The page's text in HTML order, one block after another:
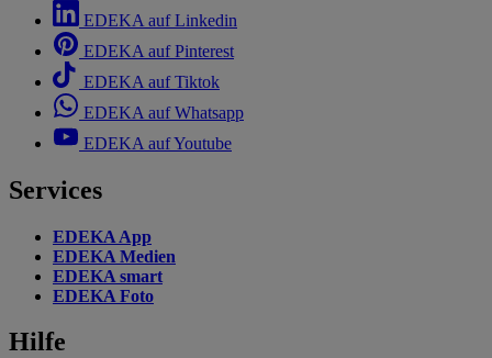
EDEKA auf Linkedin
EDEKA auf Pinterest
EDEKA auf Tiktok
EDEKA auf Whatsapp
EDEKA auf Youtube
Services
EDEKA App
EDEKA Medien
EDEKA smart
EDEKA Foto
Hilfe